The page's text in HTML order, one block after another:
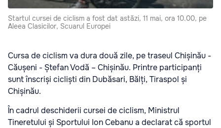
Startul cursei de ciclism a fost dat astăzi, 11 mai, ora 10.00, pe
Aleea Clasicilor, Scuarul Europei
Cursa de ciclism va dura două zile, pe traseul Chișinău -
Căușeni - Ștefan Vodă – Chișinău. Printre participanți
sunt înscriși cicliști din Dubăsari, Bălți, Tiraspol și
Chișinău.
În cadrul deschiderii cursei de ciclism, Ministrul
Tineretului și Sportului Ion Cebanu a declarat că sportul